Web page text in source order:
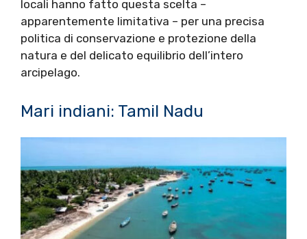
locali hanno fatto questa scelta –
apparentemente limitativa – per una precisa
politica di conservazione e protezione della
natura e del delicato equilibrio dell’intero
arcipelago.
Mari indiani: Tamil Nadu